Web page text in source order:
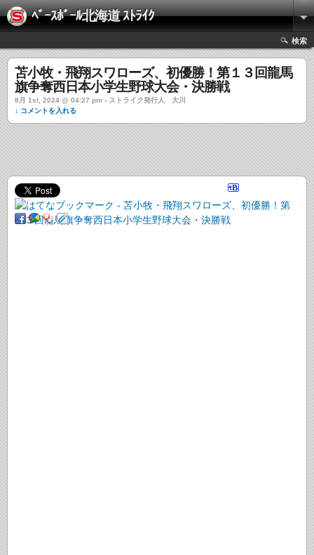
ﾍﾞｰｽﾎﾞｰﾙ北海道 ｽﾄﾗｲｸ
検索
苫小牧・飛翔スワローズ、初優勝！第１３回龍馬
旗争奪西日本小学生野球大会・決勝戦
8月 1st, 2024 @ 04:27 pm › ストライク発行人 大川
↓ コメントを入れる